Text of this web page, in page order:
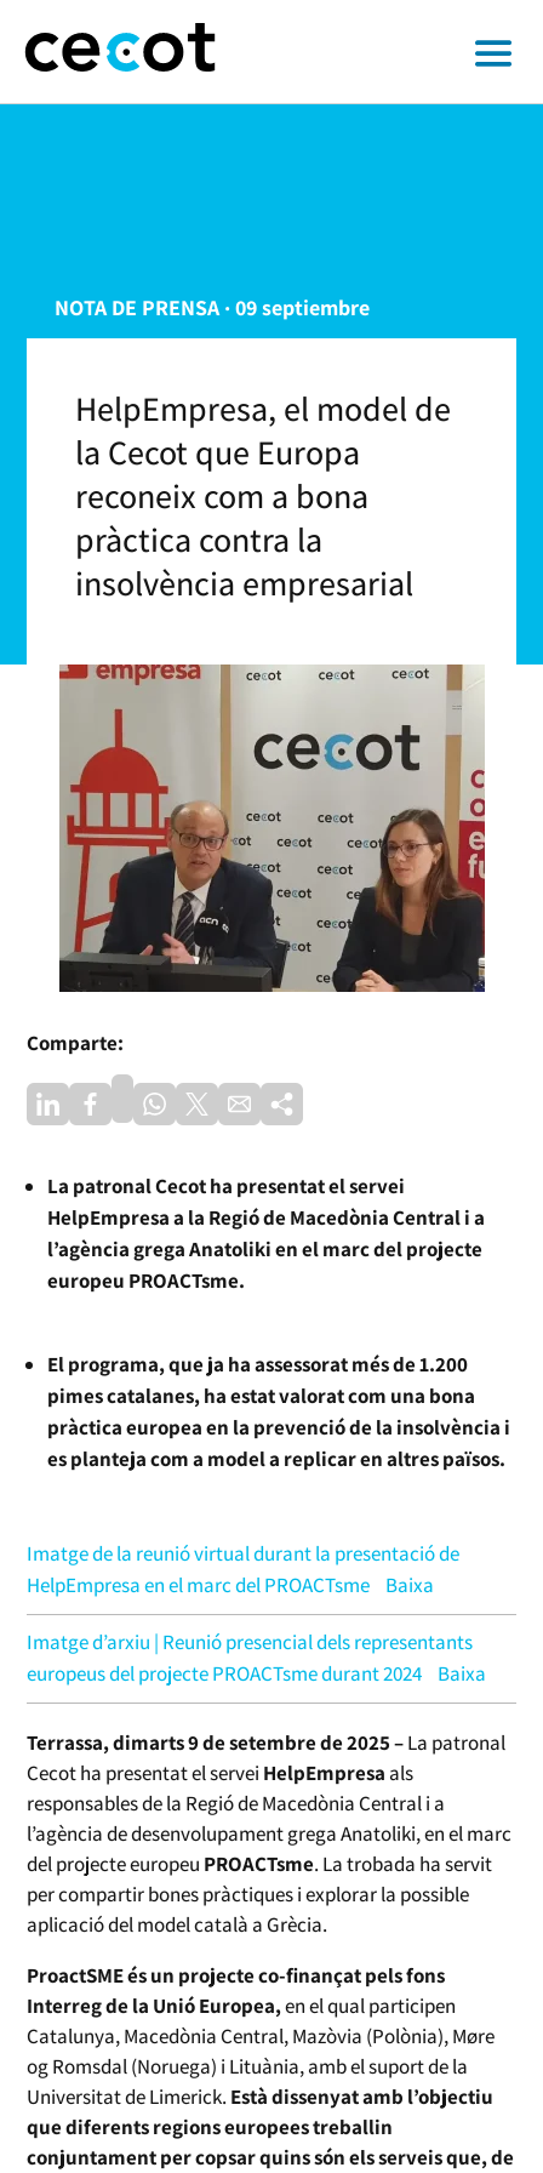
NOTA DE PRENSA · 09 septiembre
HelpEmpresa, el model de
la Cecot que Europa
reconeix com a bona
pràctica contra la
insolvència empresarial
Comparte:
La patronal Cecot ha presentat el servei
HelpEmpresa a la Regió de Macedònia Central i a
l’agència grega Anatoliki en el marc del projecte
europeu PROACTsme.
El programa, que ja ha assessorat més de 1.200
pimes catalanes, ha estat valorat com una bona
pràctica europea en la prevenció de la insolvència i
es planteja com a model a replicar en altres països.
Imatge de la reunió virtual durant la presentació de
HelpEmpresa en el marc del PROACTsme
Baixa
Imatge d’arxiu | Reunió presencial dels representants
europeus del projecte PROACTsme durant 2024
Baixa
Terrassa, dimarts 9 de setembre de 2025 –La patronal
Cecot ha presentat el servei HelpEmpresa als
responsables de la Regió de Macedònia Central i a
l’agència de desenvolupament grega Anatoliki, en el marc
del projecte europeu PROACTsme. La trobada ha servit
per compartir bones pràctiques i explorar la possible
aplicació del model català a Grècia.
ProactSME és un projecte co-finançat pels fons
Interreg de la Unió Europea,en el qual participen
Catalunya, Macedònia Central, Mazòvia (Polònia), Møre
og Romsdal (Noruega) i Lituània, amb el suport de la
Universitat de Limerick.Està dissenyat amb l’objectiu
que diferents regions europees treballin
conjuntament per copsar quins són els serveis que, de